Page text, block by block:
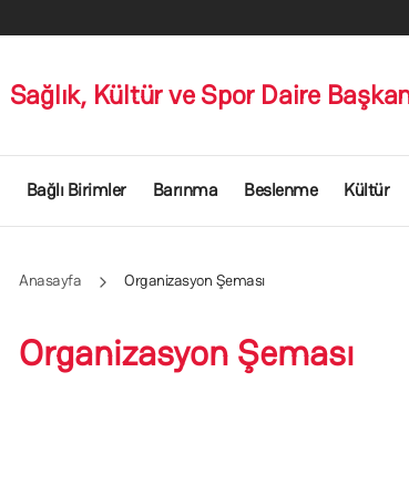
Sağlık, Kültür ve Spor Daire
Bağlı Birimler Barınma Beslenme Kültür
Anasayfa Organizasyon Şeması
Organizasyon Şeması